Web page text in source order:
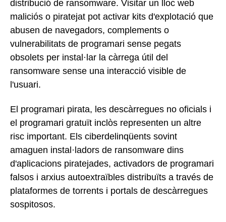
distribució de ransomware. Visitar un lloc web
maliciós o piratejat pot activar kits d'explotació que
abusen de navegadors, complements o
vulnerabilitats de programari sense pegats
obsolets per instal·lar la càrrega útil del
ransomware sense una interacció visible de
l'usuari.
El programari pirata, les descàrregues no oficials i
el programari gratuït inclòs representen un altre
risc important. Els ciberdelinqüents sovint
amaguen instal·ladors de ransomware dins
d'aplicacions piratejades, activadors de programari
falsos i arxius autoextraïbles distribuïts a través de
plataformes de torrents i portals de descàrregues
sospitosos.